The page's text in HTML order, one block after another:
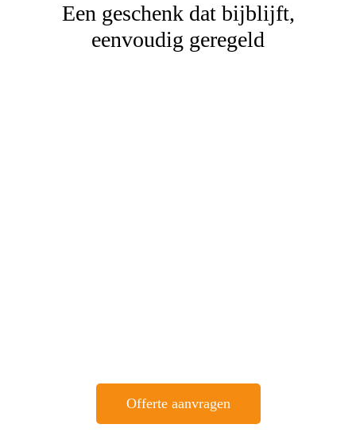
Een geschenk dat bijblijft,
eenvoudig geregeld
Offerte aanvragen